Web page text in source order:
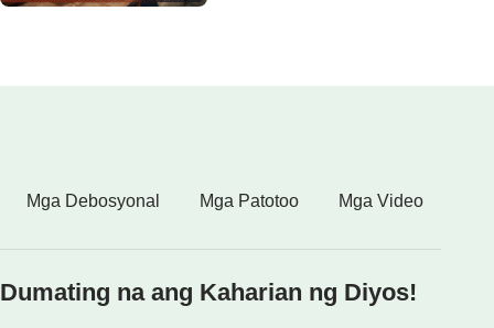
Mga Debosyonal Mga Patotoo Mga Video
Dumating na ang Kaharian ng Diyos!